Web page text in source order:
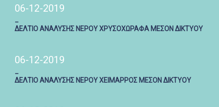
06-12-2019
ΔΕΛΤΙΟ ΑΝΑΛΥΣΗΣ ΝΕΡΟΥ ΧΡΥΣΟΧΩΡΑΦΑ ΜΕΣΟΝ ΔΙΚΤΥΟΥ
06-12-2019
ΔΕΛΤΙΟ ΑΝΑΛΥΣΗΣ ΝΕΡΟΥ ΧΕΙΜΑΡΡΟΣ ΜΕΣΟΝ ΔΙΚΤΥΟΥ